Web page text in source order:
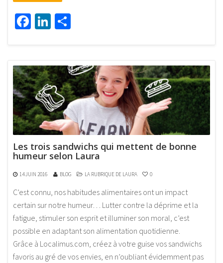
Facebook
LinkedIn
Les trois sandwichs qui mettent de bonne
humeur selon Laura
14 JUIN 2016 BLOG LA RUBRIQUE DE LAURA 0
C’est connu, nos habitudes alimentaires ont un impact
certain sur notre humeur… Lutter contre la déprime et la
fatigue, stimuler son esprit et illuminer son moral, c’est
possible en adaptant son alimentation quotidienne.
Grâce à Localimus.com, créez à votre guise vos sandwichs
favoris au gré de vos envies, en n’oubliant évidemment pas